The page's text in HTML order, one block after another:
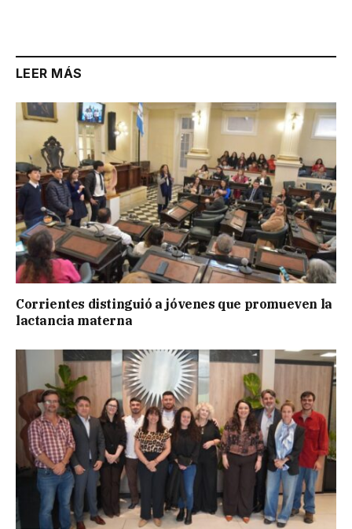
LEER MÁS
Corrientes distinguió a jóvenes que promueven la
lactancia materna